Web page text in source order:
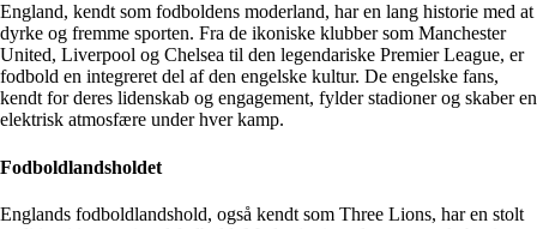
England, kendt som fodboldens moderland, har en lang historie med at
dyrke og fremme sporten. Fra de ikoniske klubber som Manchester
United, Liverpool og Chelsea til den legendariske Premier League, er
fodbold en integreret del af den engelske kultur. De engelske fans,
kendt for deres lidenskab og engagement, fylder stadioner og skaber en
elektrisk atmosfære under hver kamp.
Fodboldlandsholdet
Englands fodboldlandshold, også kendt som Three Lions, har en stolt